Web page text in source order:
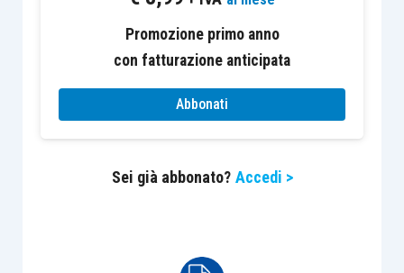
i creditori possono nuovamente
via esecutiva
contro il debitore.
Altri effetti riconducibili alla revoca della
declaratoria di fallimento possono essere
147 D.P.R. 115/2002(Testo Unico in materia di
per aver chiesto la dichiarazione di fallimento con
Promozione primo anno
con fatturazione anticipata
Abbonati
Sei già abbonato? Accedi >